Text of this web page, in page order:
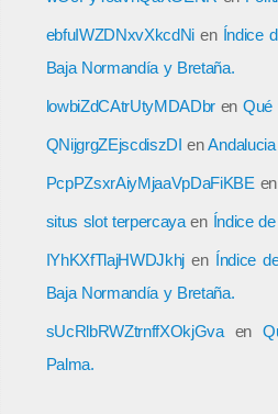
ebfuIWZDNxvXkcdNi en Índice
Baja Normandía y Bretaña.
lowbiZdCAtrUtyMDADbr en Qué
QNijgrgZEjscdiszDI enAndalucia
PcpPZsxrAiyMjaaVpDaFiKBE en
situs slot terpercayaen Índice
IYhKXfTlajHWDJkhj en Índice
Baja Normandía y Bretaña.
sUcRlbRWZtrnffXOkjGvaen
Palma.